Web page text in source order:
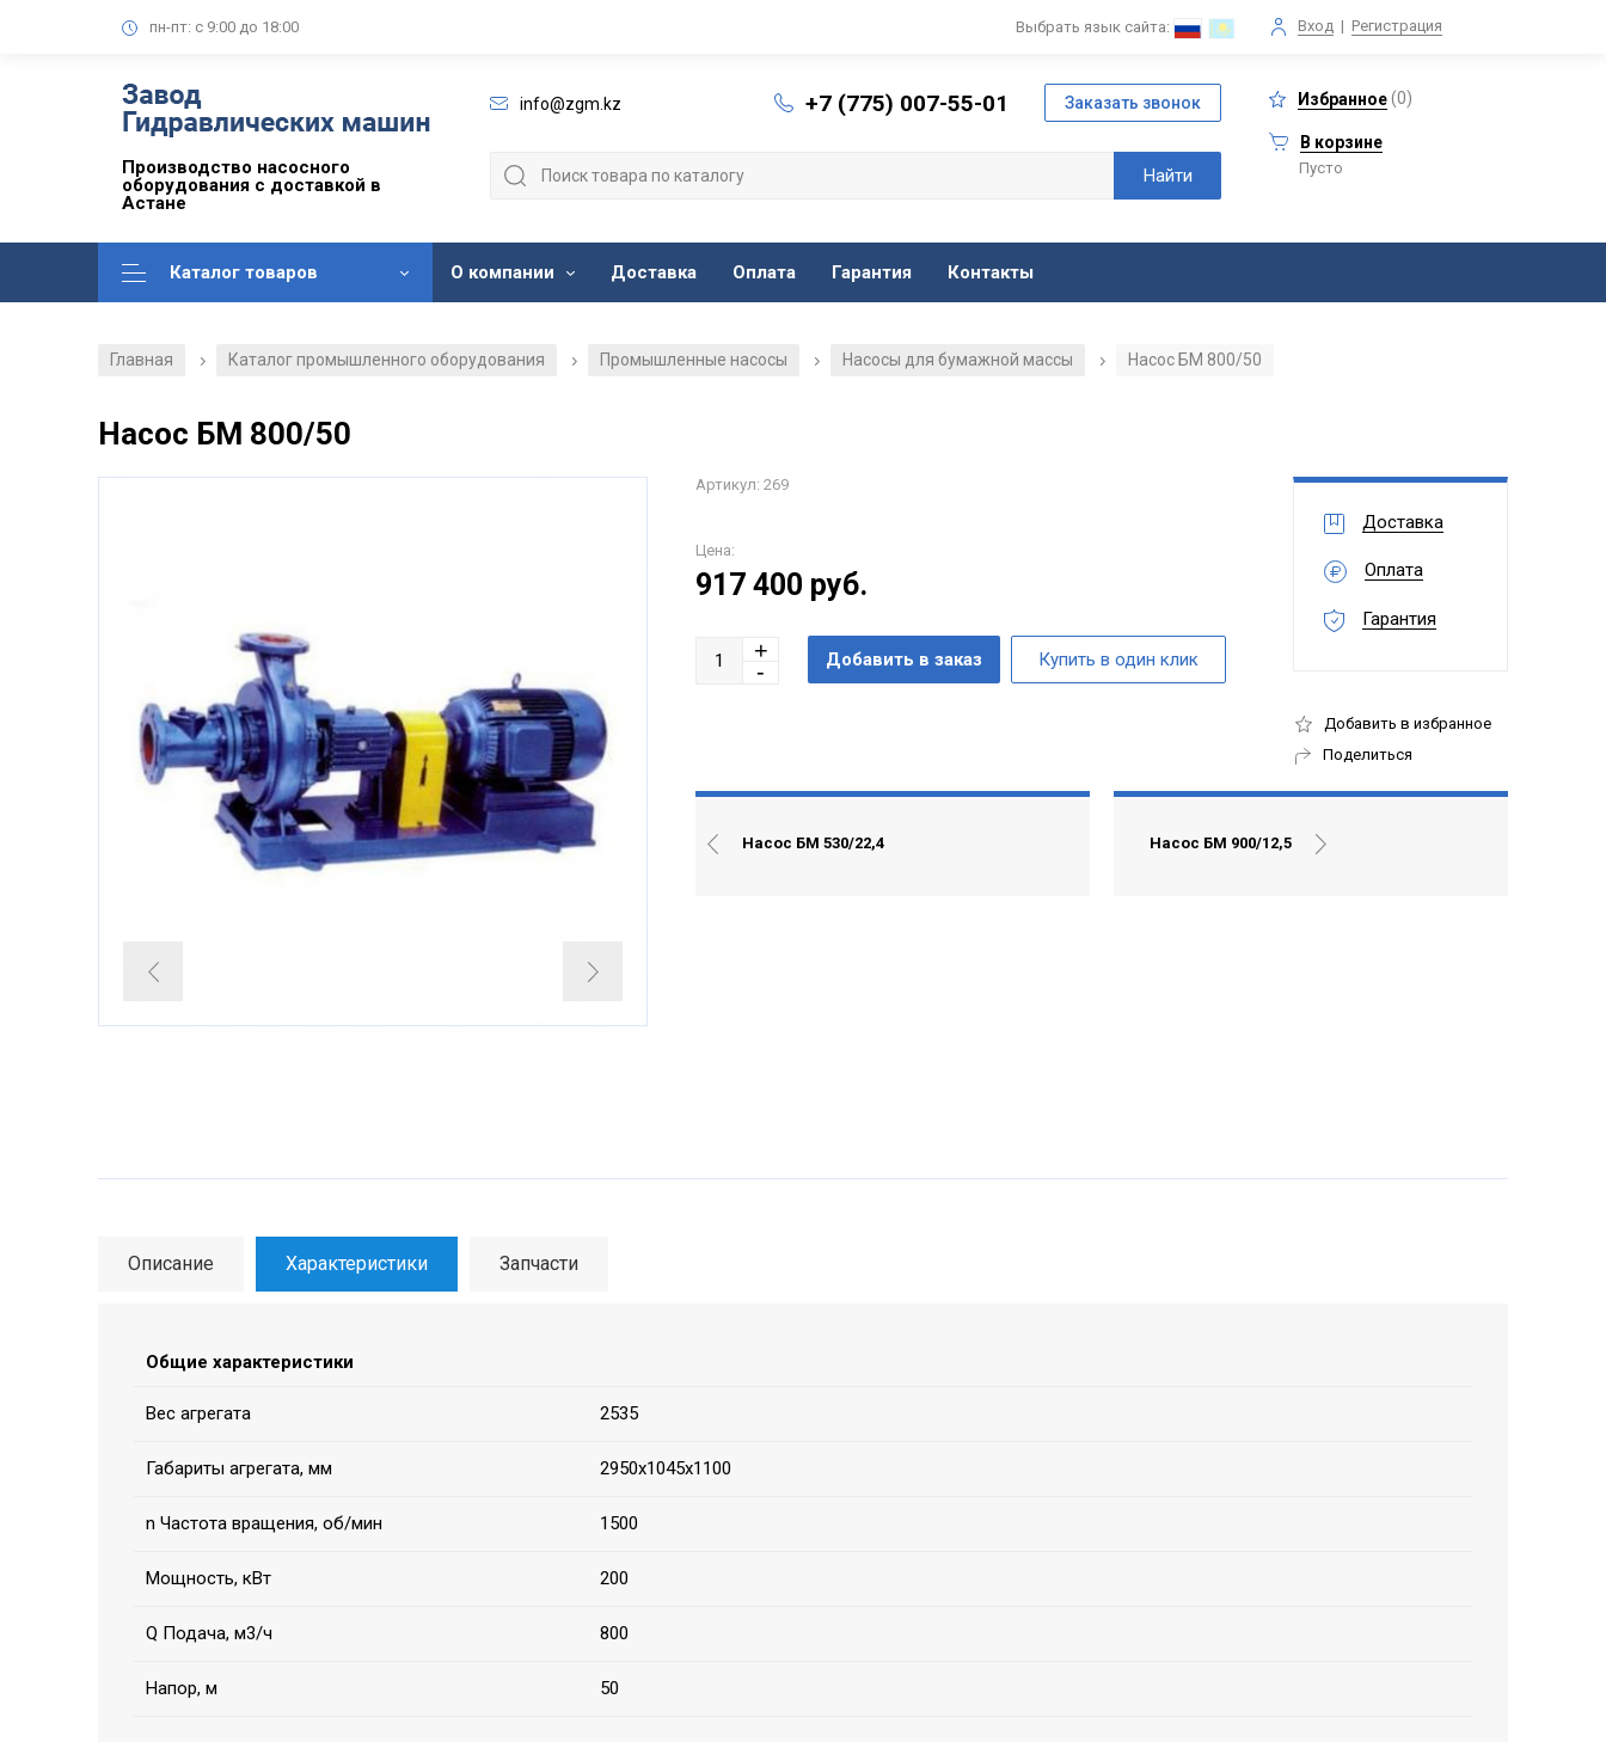
пн-пт: с 9:00 до 18:00 Вход | Регистрация
Выбрать язык сайта:
Производство насосного
оборудования с доставкой в
Астане
info@zgm.kz +7 (775) 007-55-01 Избранное(0)
В корзине
Пусто
Каталог товаров О компании Доставка Оплата Гарантия Контакты
Главная / Каталог промышленного оборудования / Промышленные насосы / Насосы для бумажной массы / Насос БМ 800/50
Насос БМ 800/50
Артикул: 269
Цена:
917 400 руб.
Доставка
Оплата
Гарантия
Добавить в избранное
Поделиться
Насос БМ 530/22,4 Насос БМ 900/12,5
Описание Характеристики Запчасти
Общие характеристики
Вес агрегата 2535
Габариты агрегата, мм 2950х1045х1100
n Частота вращения, об/мин 1500
Мощность, кВт 200
Q Подача, м3/ч 800
Напор, м 50